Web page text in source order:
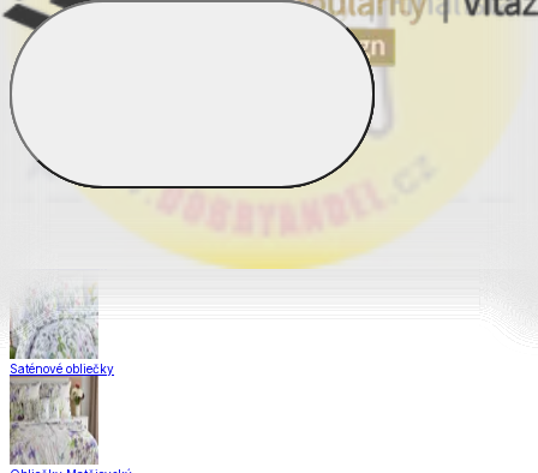
Obliečky Dual Feel®
Obliečky z hladkej bavlny
Saténové obliečky